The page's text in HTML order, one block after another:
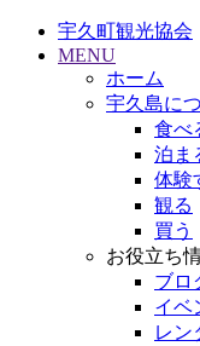
宇久町観光協会
MENU
ホーム
宇久島に
食べ
泊ま
体験
観る
買う
お役立ち
ブロ
イベ
レン